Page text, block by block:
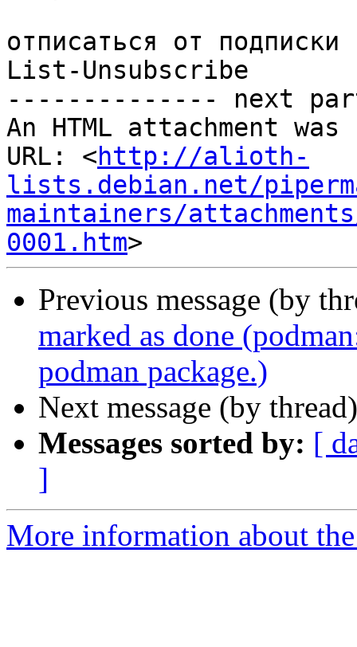
отписаться от подписки
List-Unsubscribe
-------------- next
An HTML attachment
URL: <http://alioth-
lists.debian.net/
maintainers/
0001.htm
Previous message (by
marked as done
podman package.)
Next message (by
Messages sorted by: [
]
More information about